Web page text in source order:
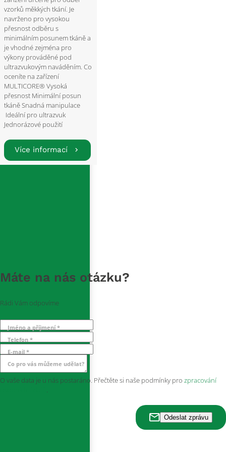
vzorků měkkých tkání. Je
navrženo pro vysokou
přesnost odběru s
minimálním posunem tkáně a
je vhodné zejména pro
výkony prováděné pod
ultrazvukovým naváděním. Co
oceníte na zařízení
MULTICORE® Vysoká
přesnost Minimální posun
tkáně Snadná manipulace
Ideální pro ultrazvuk
Jednorázové použití
Více informací
Máte na nás otázku?
Rádi Vám odpovíme
Jméno a příjmení *
Telefon *
E-mail *
Co pro vás můžeme udělat?
O vaše data je u nás postaráno. Přečtěte si naše podmínky pro zpracování
.